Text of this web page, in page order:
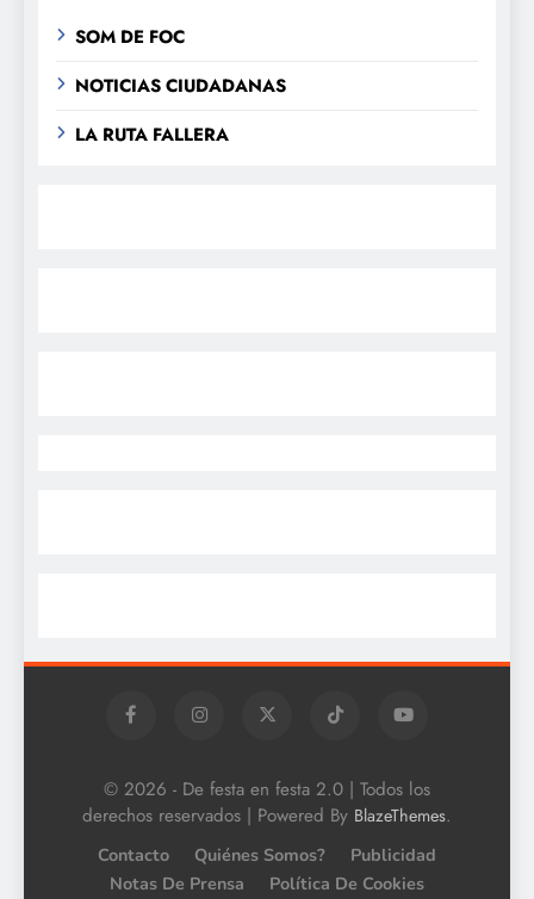
SOM DE FOC
NOTICIAS CIUDADANAS
LA RUTA FALLERA
© 2026 - De festa en festa 2.0 | Todos los
derechos reservados | Powered By BlazeThemes.
Contacto Quiénes Somos?
Publicidad
Notas De Prensa
Política De Cookies